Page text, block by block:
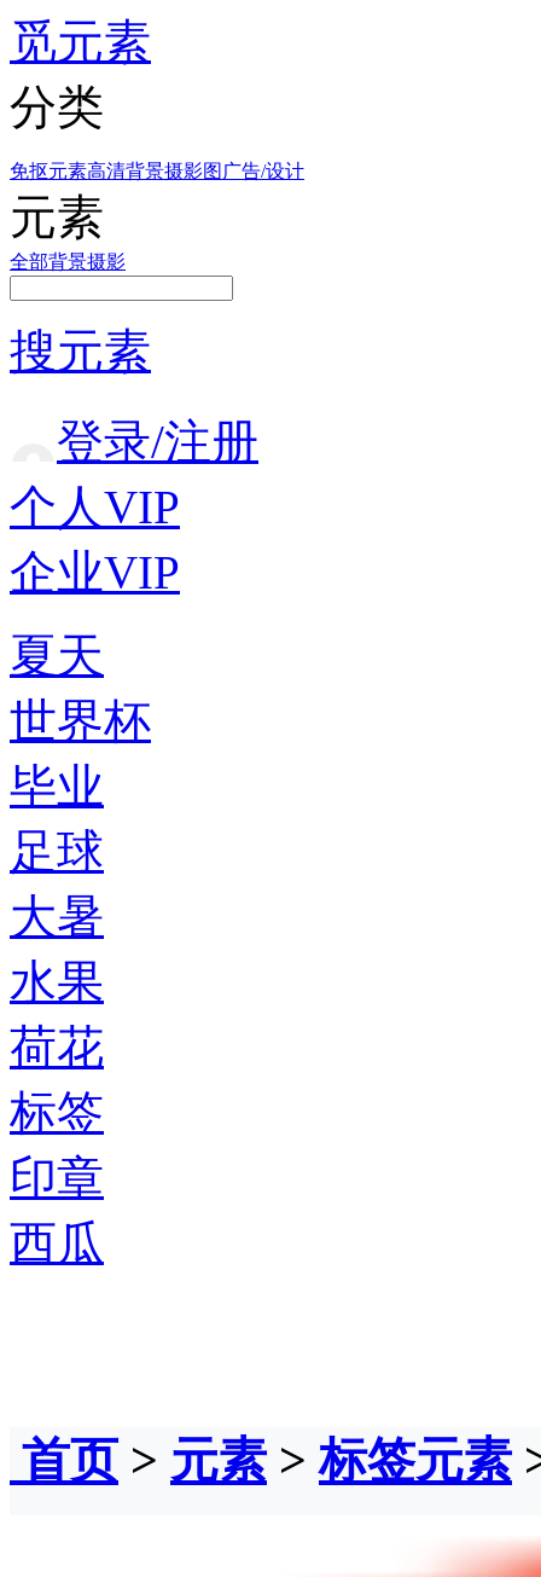
觅元素
分类
免抠元素高清背景摄影图 广告/设计
元素
全部背景摄影
搜元素
登录/注册
个人VIP
企业VIP
夏天
世界杯
毕业
足球
大暑
水果
荷花
标签
印章
西瓜
首页> 元素 >标签元素